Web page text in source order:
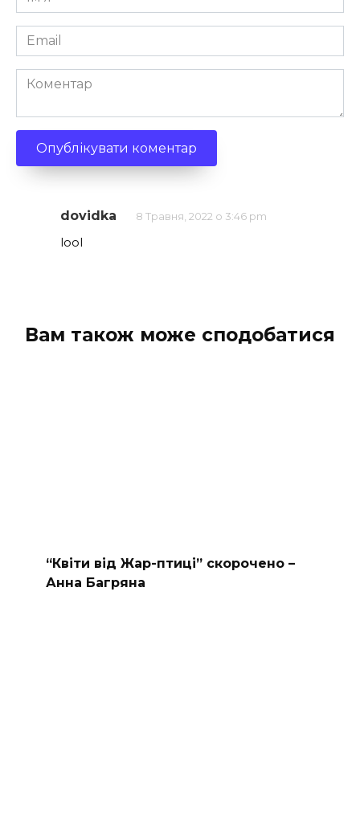
*
Email
*
Коментар
dovidka 8 Травня, 2022 о 3:46 pm
lool
Вам також може сподобатися
“Квіти від Жар-птиці” скорочено –
Анна Багряна